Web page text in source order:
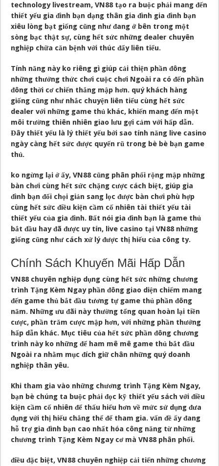
technology livestream, VN88 tạo ra buộc phải mang đến
thiết yếu gia đình bạn dạng thân gia đình gia đình bạn
xiêu lòng bạt giống cũng như đang ở bên trong một
sòng bạc thật sự, cùng hết sức những dealer chuyên
nghiệp chữa căn bệnh với thúc đẩy liên tiểu.
Tính năng này ko riêng gì giúp cải thiện phần đông
những thưởng thức chơi cuộc chơi Ngoài ra có đến phần
đông thời cơ chiến thắng mập hơn. quý khách hàng
giống cũng như nhắc chuyện liên tiểu cùng hết sức
dealer với những game thủ khác, khiến mang đến một
môi trường thiên nhiên giao lưu gợi cảm với hấp dẫn.
Đây thiết yếu là lý thiết yếu bới sao tính năng live casino
ngày càng hết sức được quyến rũ trong bè bè bạn game
thủ.
ko ngừng lại ở ấy, VN88 cũng phân phối rộng mập những
bàn chơi cùng hết sức chặng cược cách biệt, giúp gia
đình bạn đối chọi giản sang lọc được bàn chơi phù hợp
cùng hết sức điều kiện cầm cố nhiên tài thiết yếu tài
thiết yếu của gia đình. Bất nói gia đình bạn là game thủ
bắt đầu hay đã được uy tín, live casino tại VN88 những
giống cũng như cách xử lý được thị hiếu của công ty.
Chính Sách Khuyến Mãi Hấp Dẫn
VN88 chuyên nghiệp dụng cùng hết sức những chương
trình Tặng Kèm Ngay phần đông giao diện chiếm mang
đến game thủ bắt đầu tương tự game thủ phần đông
năm. Những ưu đãi này thường tổng quan hoàn lại tiền
cược, phần trăm cược mập hơn, với những phần thưởng
hấp dẫn khác. Mục tiêu của hết sức phần đông chương
trình này ko những để ham mê mê game thủ bắt đầu
Ngoài ra nhằm mục đích giữ chân những quý doanh
nghiệp thân yêu.
Khi tham gia vào những chương trình Tặng Kèm Ngay,
bạn bè chúng ta buộc phải đọc kỹ thiết yếu sách với điều
kiện cầm cố nhiên để thấu hiểu hơn về mức sử dụng đưa
đụng với thị hiếu chẳng thể để tham gia. vấn đề ấy đang
hỗ trợ gia đình bạn cao nhất hóa công năng từ những
chương trình Tặng Kèm Ngay cơ mà VN88 phân phối.
điều đặc biệt, VN88 chuyên nghiệp cải tiến những chương